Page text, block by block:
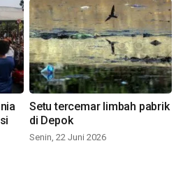
Setu tercemar limbah pabrik
di Depok
Senin, 22 Juni 2026